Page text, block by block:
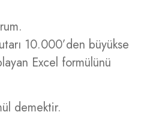
10.000’den büyükse
Excel formülünü
demektir.